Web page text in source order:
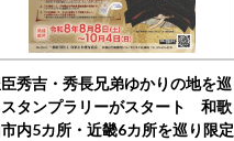
秀吉・秀長兄弟ゆかりの地を巡
タンプラリーがスタート 和歌
内5カ所・近畿6カ所を巡り限定